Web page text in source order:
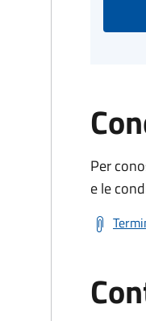
Per
e le